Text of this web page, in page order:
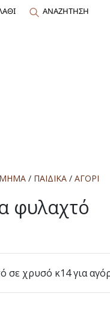
ΑΝΑΖΗΤΗΣΗ
/ ΠΑΙΔΙΚΑ /ΑΓΟΡΙ
φυλαχτό
σε χρυσό κ14 για